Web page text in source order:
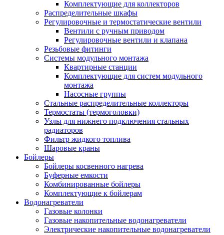
Комплектующие для коллекторов
Распределительные шкафы
Регулировочные и термостатические вентили
Вентили с ручным приводом
Регулировочные вентили и клапана
Резьбовые фитинги
Системы модульного монтажа
Квартирные станции
Комплектующие для систем модульного
монтажа
Насосные группы
Стальные распределительные коллекторы
Термостаты (термоголовки)
Узлы для нижнего подключения стальных
радиаторов
Фильтр жидкого топлива
Шаровые краны
Бойлеры
Бойлеры косвенного нагрева
Буферные емкости
Комбинированные бойлеры
Комплектующие к бойлерам
Водонагреватели
Газовые колонки
Газовые накопительные водонагреватели
Электрические накопительные водонагреватели